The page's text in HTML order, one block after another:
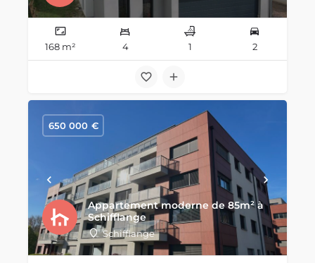
168 m² 4 1 2
Appartement moderne de 85m² à
Schifflange
Schifflange
€
650 000